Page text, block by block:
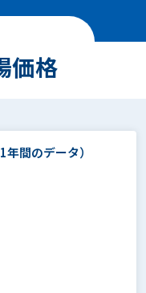
価格
1年間のデータ）